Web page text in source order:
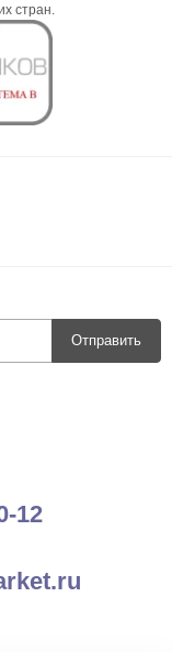
стран.
Отправить
12